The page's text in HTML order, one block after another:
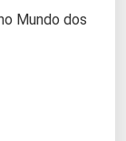
Mundo dos